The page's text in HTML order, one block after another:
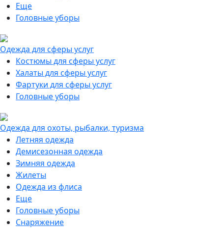
Еще
Головные уборы
Одежда для сферы услуг
Костюмы для сферы услуг
Халаты для сферы услуг
Фартуки для сферы услуг
Головные уборы
Одежда для охоты, рыбалки, туризма
Летняя одежда
Демисезонная одежда
Зимняя одежда
Жилеты
Одежда из флиса
Еще
Головные уборы
Снаряжение